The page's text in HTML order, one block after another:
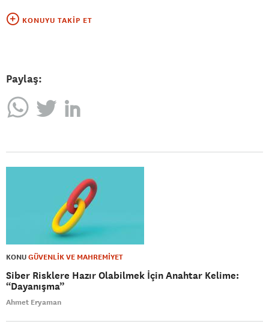
KONUYU TAKIP ET
Paylaş:
KONUGÜVENLİK VE MAHREMİYET
Siber Risklere Hazır Olabilmek İçin Anahtar Kelime:
“Dayanışma”
Ahmet Eryaman